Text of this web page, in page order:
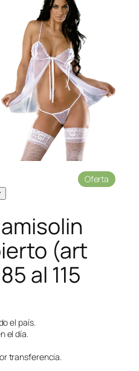
Oferta
r
(art
al 115
el país.
el día.
transferencia.